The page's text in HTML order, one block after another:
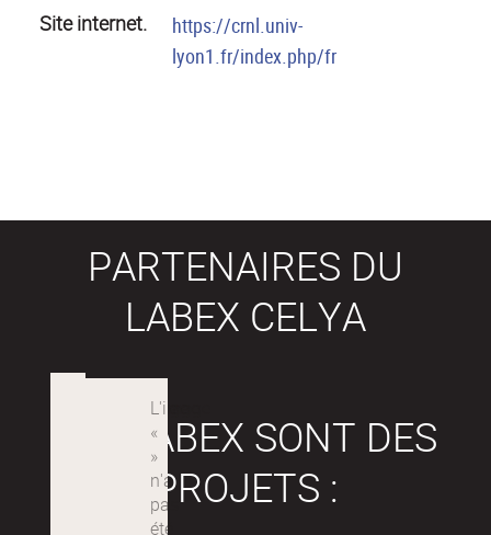
Site internet.
https://crnl.univ-
lyon1.fr/index.php/fr
PARTENAIRES DU
LABEX CELYA
LES LABEX SONT DES
PROJETS :